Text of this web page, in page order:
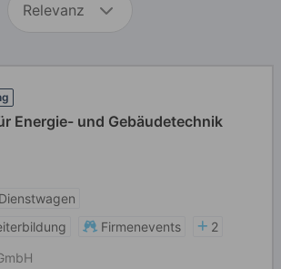
Relevanz
Energie- und Gebäudetechnik
Dienstwagen
Firmenevents
2